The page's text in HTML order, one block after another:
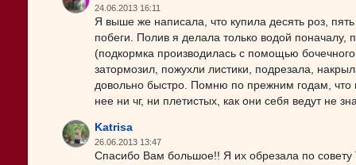
24.06.2013 16:11
Я выше же написала, что купила десять роз,
побеги. Полив я делала только водой
(подкормка производилась с помощью
затормозил, пожухли листики, подрезала,
довольно быстро. Помню по прежним годам, что
нее ни чг, ни плетистых, как они себя ведут не
Katrisa
26.06.2013 13:47
Спасибо Вам большое!! Я их обрезала по